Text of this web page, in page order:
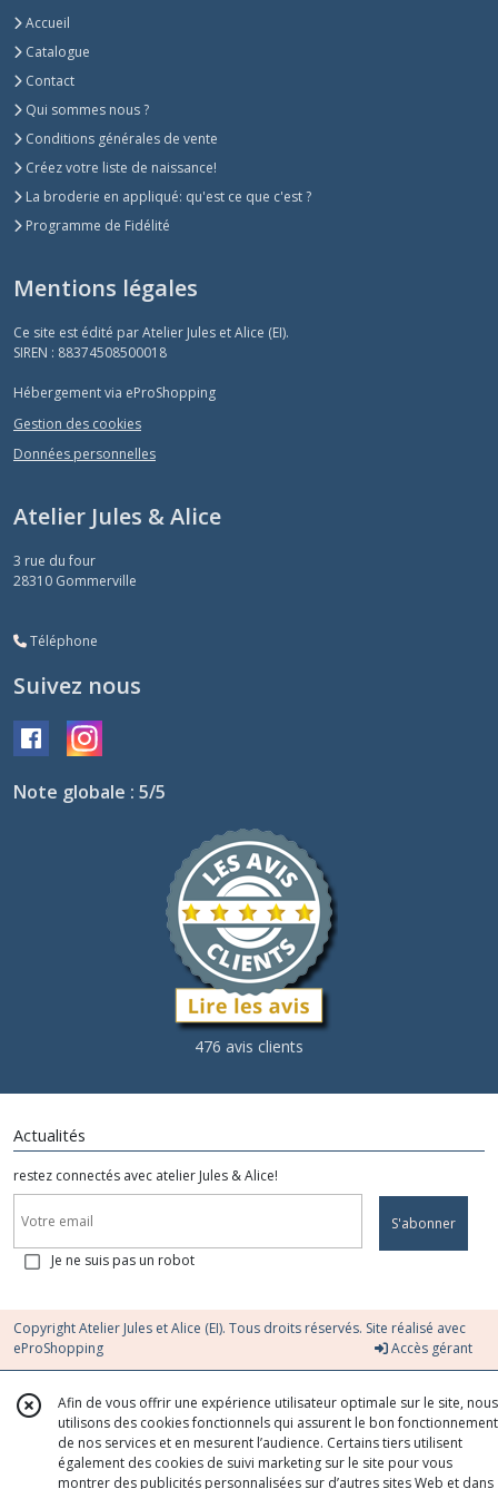
Accueil
Catalogue
Contact
Qui sommes nous ?
Conditions générales de vente
Créez votre liste de naissance!
La broderie en appliqué: qu'est ce que c'est ?
Programme de Fidélité
Mentions légales
Ce site est édité par Atelier Jules et Alice (EI).
SIREN : 88374508500018
Hébergement via eProShopping
Gestion des cookies
Données personnelles
Atelier Jules & Alice
3 rue du four
28310 Gommerville
Téléphone
Suivez nous
Note globale : 5/5
476 avis clients
Actualités
restez connectés avec atelier Jules & Alice!
S'abonner
Je ne suis pas un robot
Copyright Atelier Jules et Alice (EI). Tous droits réservés. Site réalisé avec
eProShopping
Accès gérant
Afin de vous offrir une expérience utilisateur optimale sur le site, nous
utilisons des cookies fonctionnels qui assurent le bon fonctionnement
de nos services et en mesurent l’audience. Certains tiers utilisent
également des cookies de suivi marketing sur le site pour vous
montrer des publicités personnalisées sur d’autres sites Web et dans